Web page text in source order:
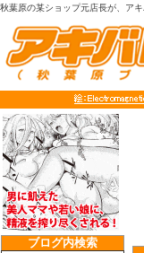
秋葉原の某ショップ元店長が、ア